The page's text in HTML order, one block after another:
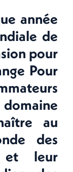
année
de
pour
Pour
au
des
et leur